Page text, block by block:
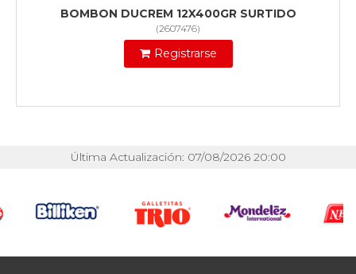
BOMBON DUCREM 12X400GR SURTIDO
(2607476)
Registrarse
Última Actualización: 07/08/2026 20:00